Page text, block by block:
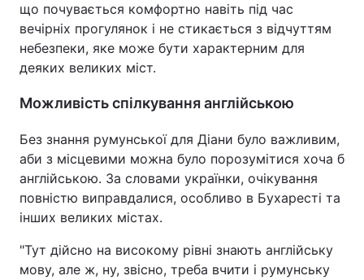
що почувається комфортно навіть під час
вечірніх прогулянок і не стикається з відчуттям
небезпеки, яке може бути характерним для
деяких великих міст.
Можливість спілкування англійською
Без знання румунської для Діани було важливим,
аби з місцевими можна було порозумітися хоча б
англійською. За словами українки, очікування
повністю виправдалися, особливо в Бухаресті та
інших великих містах.
"Тут дійсно на високому рівні знають англійську
мову, але ж, ну, звісно, треба вчити і румунську